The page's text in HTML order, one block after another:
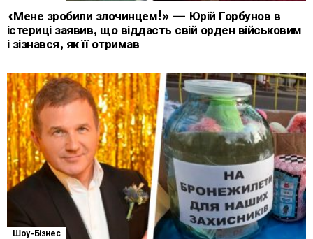
«Мене зробили злочинцем!» — Юрій Горбунов в
істериці заявив, що віддасть свій орден військовим
і зізнався, як її отримав
Шоу-Бізнес